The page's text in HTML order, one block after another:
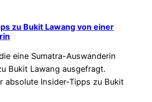
zu Bukit Lawang von einer
eine Sumatra-Auswanderin
Bukit Lawang ausgefragt.
absolute Insider-Tipps zu Bukit